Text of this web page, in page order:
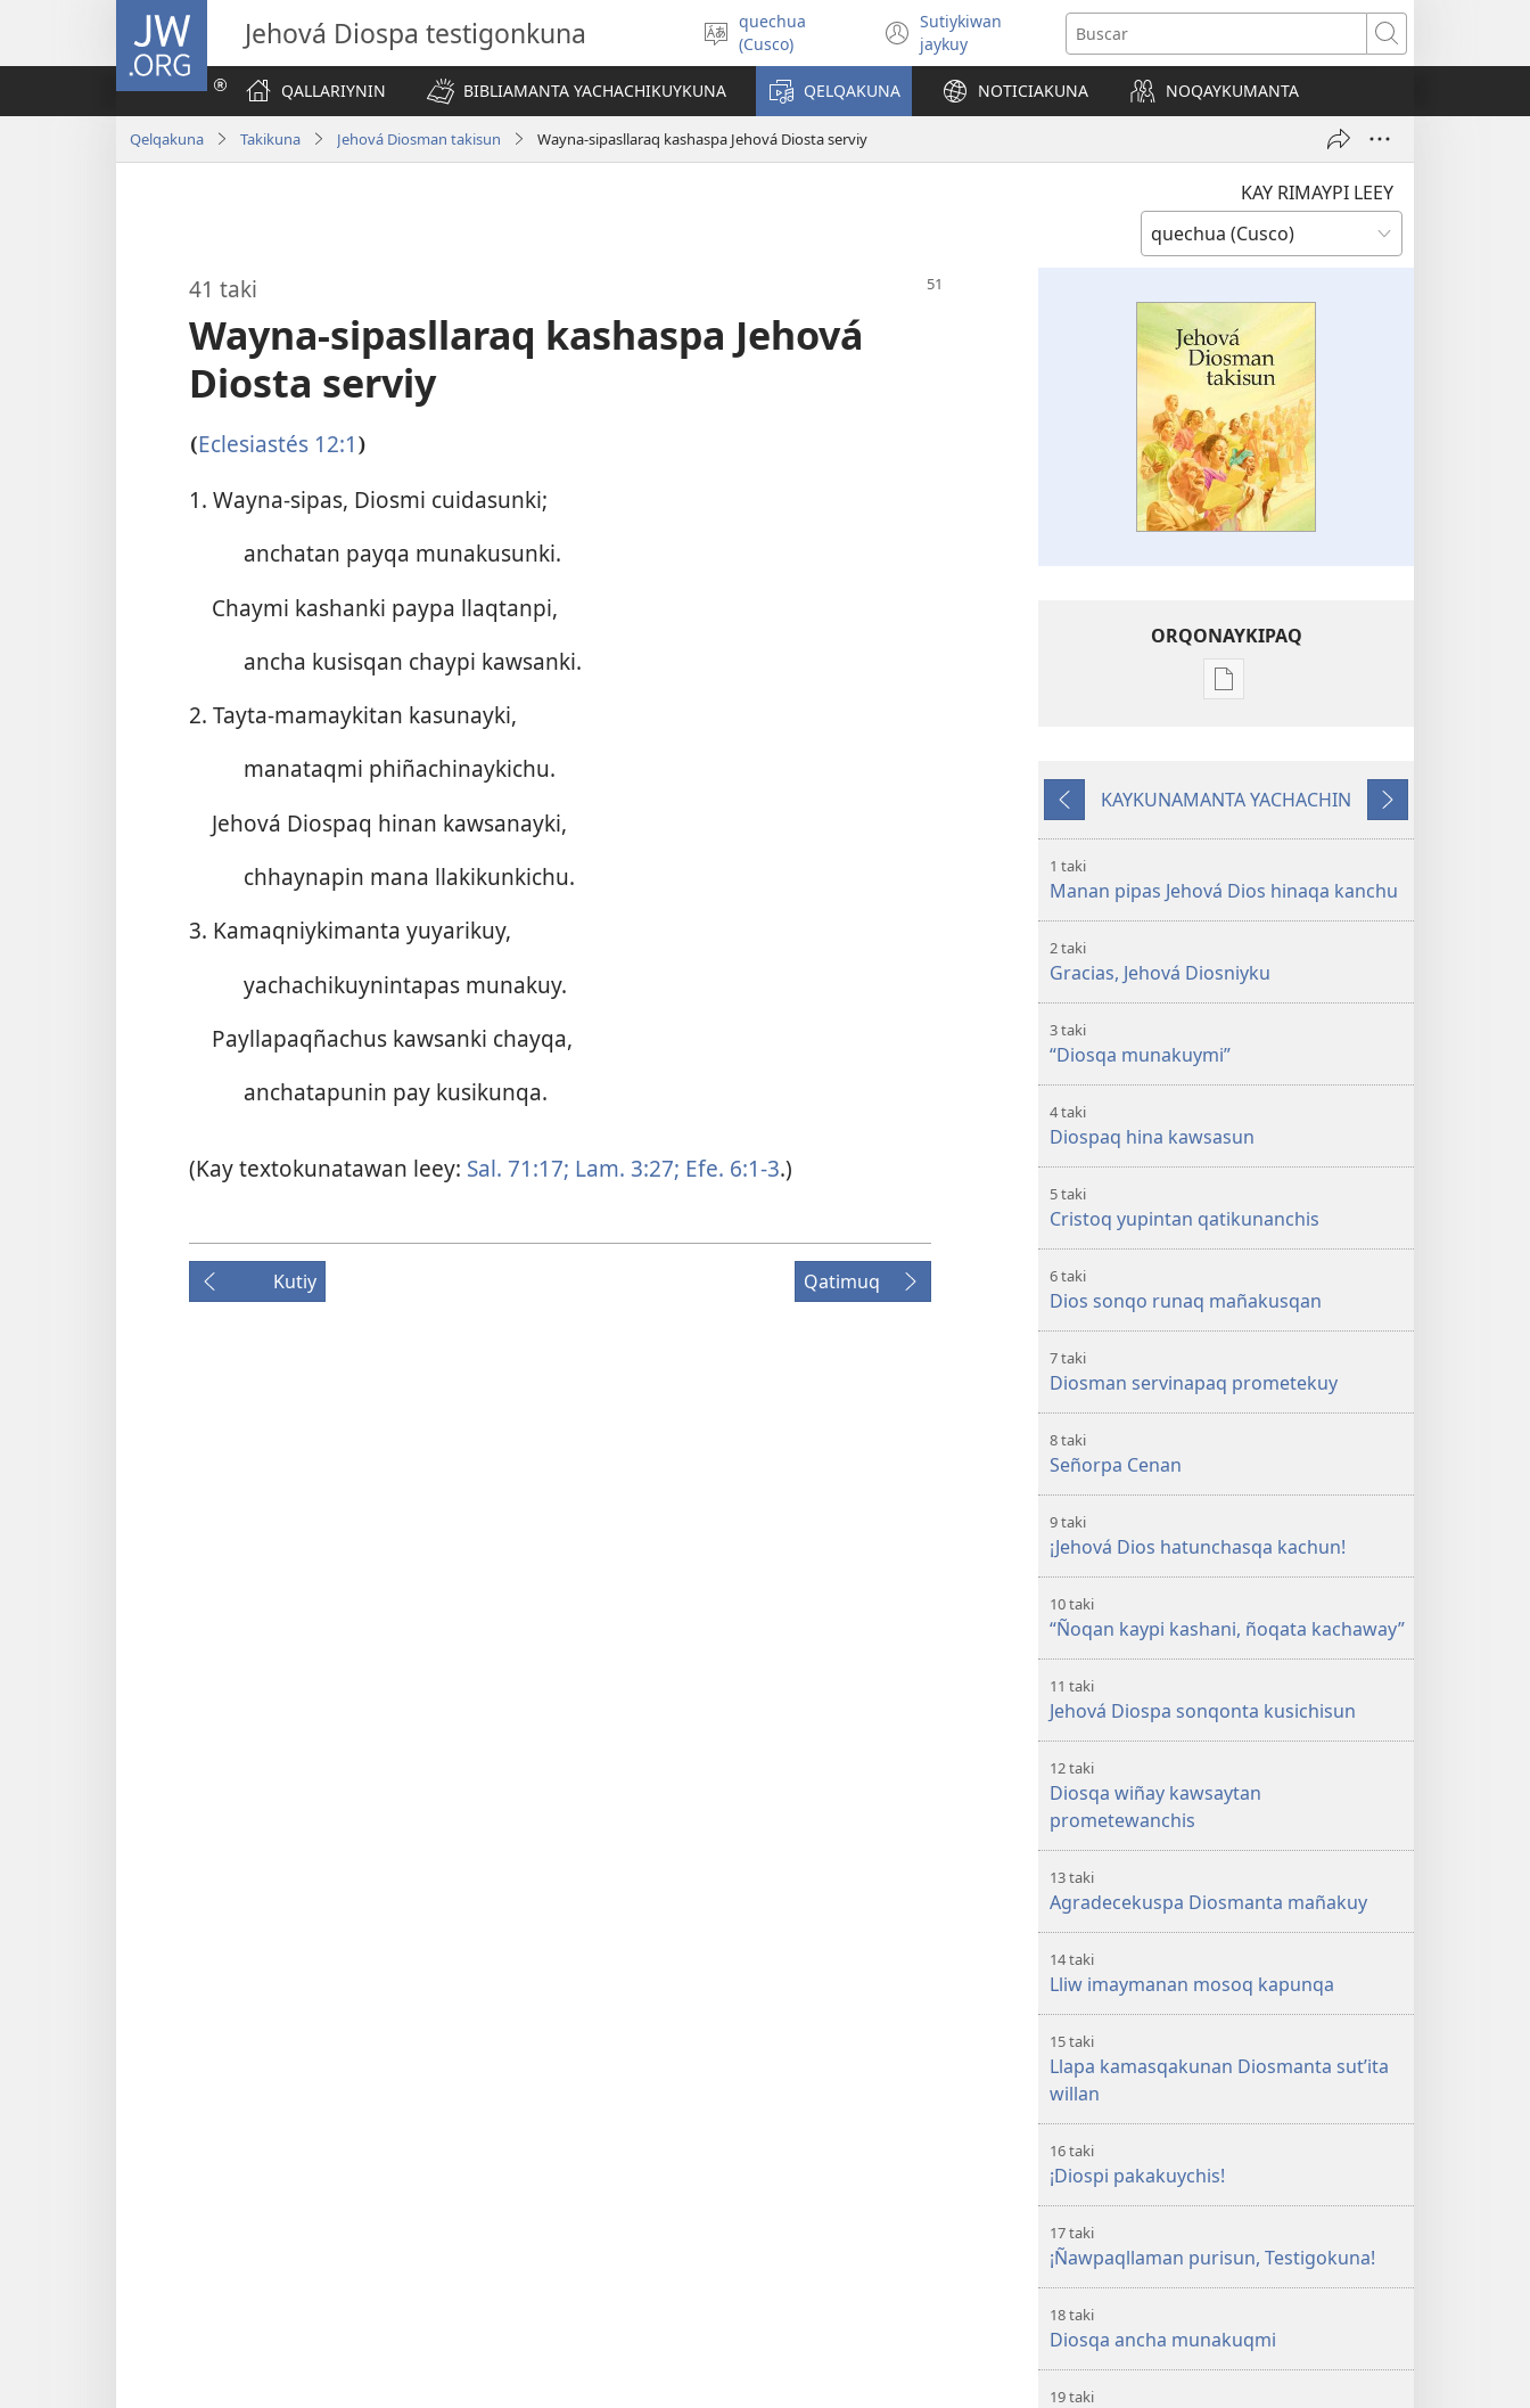
JW.ORG
Jehová Diospa testigonkuna
Simita
akllay
quechua
(Cusco)
Sutiykiwan
jaykuy(abre
una
nueva
ventana)
Buscar
QALLARIYNIN BIBLIAMANTA YACHACHIKUYKUNA QELQAKUNA NOTICIAKUNA NOQAYKUMANTA
Qelqakuna Takikuna Jehová Diosman takisun Wayna-sipasllaraq kashaspa Jehová Diosta serviy
KAY RIMAYPI LEEY
41 taki
Wayna-sipasllaraq kashaspa Jehová
Diosta serviy
(Eclesiastés 12:1 )
1. Wayna-sipas, Diosmi cuidasunki;
anchatan payqa munakusunki.
Chaymi kashanki paypa llaqtanpi,
ancha kusisqan chaypi kawsanki.
2. Tayta-mamaykitan kasunayki,
manataqmi phiñachinaykichu.
Jehová Diospaq hinan kawsanayki,
chhaynapin mana llakikunkichu.
3. Kamaqniykimanta yuyarikuy,
yachachikuynintapas munakuy.
Payllapaqñachus kawsanki chayqa,
anchatapunin pay kusikunqa.
(Kay textokunatawan leey: Sal. 71:17; Lam. 3:27; Efe. 6:1-3.)
Kutiy Qatimuq
ORQONAYKIPAQ
Kaypi
Diosman
Kutiy
KAYKUNAMANTA YACHACHIN
Qatimuq
1 taki
Manan pipas Jehová Dios hinaqa kanchu
2 taki
Gracias, Jehová Diosniyku
3 taki
“Diosqa munakuymi”
4 taki
Diospaq hina kawsasun
5 taki
Cristoq yupintan qatikunanchis
6 taki
Dios sonqo runaq mañakusqan
7 taki
Diosman servinapaq prometekuy
8 taki
Señorpa Cenan
9 taki
¡Jehová Dios hatunchasqa kachun!
10 taki
“Ñoqan kaypi kashani, ñoqata kachaway”
11 taki
Jehová Diospa sonqonta kusichisun
12 taki
Diosqa wiñay kawsaytan
prometewanchis
13 taki
Agradecekuspa Diosmanta mañakuy
14 taki
Lliw imaymanan mosoq kapunqa
15 taki
Llapa kamasqakunan Diosmanta sut’ita
willan
16 taki
¡Diospi pakakuychis!
17 taki
¡Ñawpaqllaman purisun, Testigokuna!
18 taki
Diosqa ancha munakuqmi
19 taki